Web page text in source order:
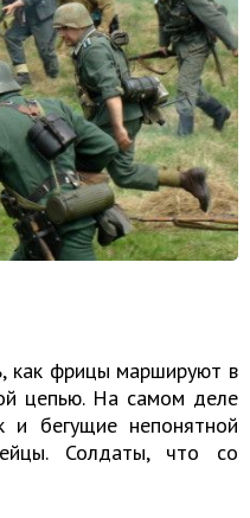
как фрицы маршируют в
цепью. На самом деле
бегущие непонятной
Солдаты, что со